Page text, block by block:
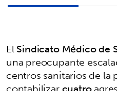
ElSindicato Médico de
una preocupante
centros sanitarios de la